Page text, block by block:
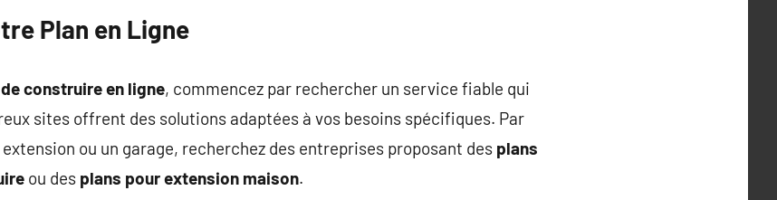
Plan en Ligne
construire en ligne, commencez par rechercher un service fiable qui
sites offrent des solutions adaptées à vos besoins spécifiques. Par
ou un garage, recherchez des entreprises proposant des plans
ou des plans pour extension maison.